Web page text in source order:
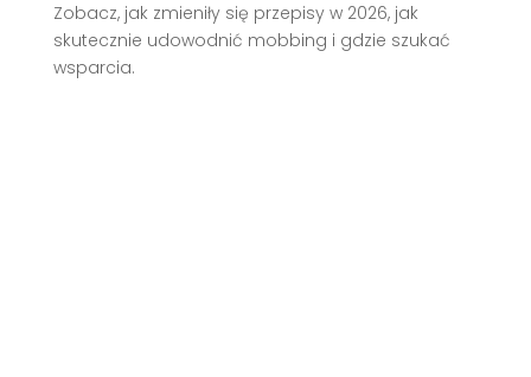
Zobacz, jak zmieniły się przepisy w 2026, jak
skutecznie udowodnić mobbing i gdzie szukać
wsparcia.